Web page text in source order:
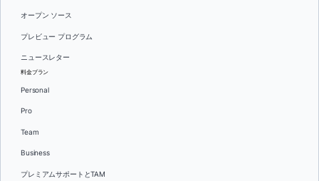
オープン ソース
プレビュー プログラム
ニュースレター
料金プラン
Personal
Pro
Team
Business
プレミアムサポートとTAM